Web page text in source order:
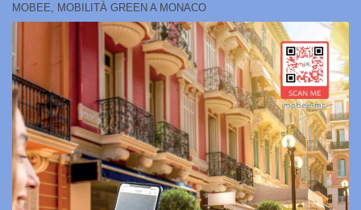
MOBEE, MOBILITÀ GREEN A MONACO